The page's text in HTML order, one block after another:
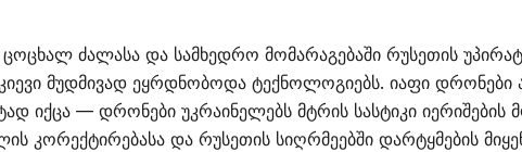
ძალასა და სამხედრო მომარაგებაში რუსეთის
მუდმივად ეყრდნობოდა ტექნოლოგიებს. იაფი დრონები
იქცა — დრონები უკრაინელებს მტრის სასტიკი იერიშების
კორექტირებასა და რუსეთის სიღრმეებში დარტყმების